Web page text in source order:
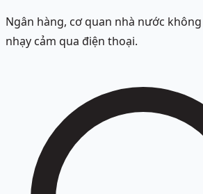
Ngân hàng, cơ quan nhà nước
nhạy cảm qua điện thoại.